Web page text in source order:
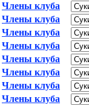
Члены клуба
Члены клуба
Члены клуба
Члены клуба
Члены клуба
Члены клуба
Члены клуба
Члены клуба